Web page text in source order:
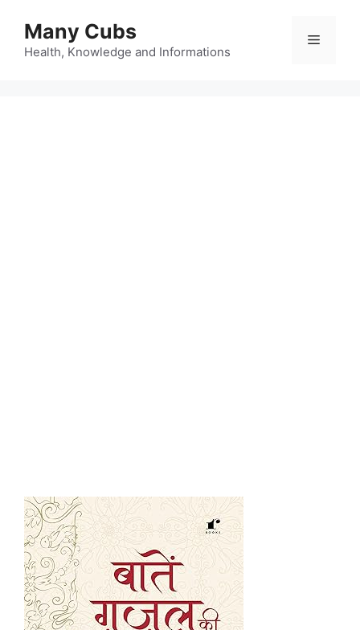
Many Cubs
Health, Knowledge and Informations